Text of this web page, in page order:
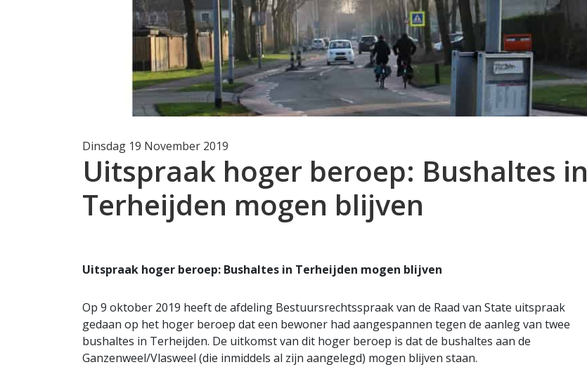
Dinsdag 19 November 2019
Uitspraak hoger beroep: Bushaltes in
Terheijden mogen blijven
Uitspraak hoger beroep: Bushaltes in Terheijden mogen blijven
Op 9 oktober 2019 heeft de afdeling Bestuursrechtsspraak van de Raad van State uitspraak
gedaan op het hoger beroep dat een bewoner had aangespannen tegen de aanleg van twee
bushaltes in Terheijden. De uitkomst van dit hoger beroep is dat de bushaltes aan de
Ganzenweel/Vlasweel (die inmiddels al zijn aangelegd) mogen blijven staan.